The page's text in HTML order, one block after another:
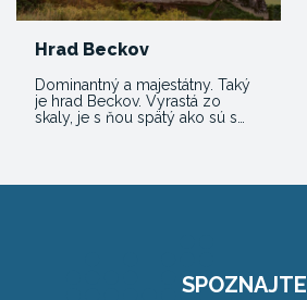
Hrad Beckov
Dominantný a majestátny. Taký
je hrad Beckov. Vyrastá zo
skaly, je s ňou spätý ako sú s…
SPOZNAJTE